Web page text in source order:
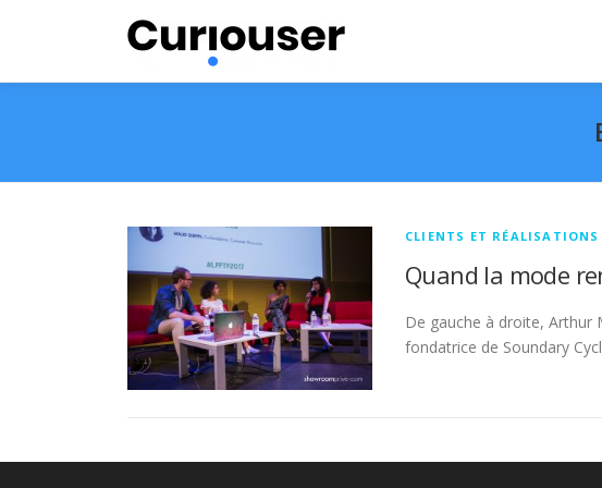
CLIENTS ET RÉALISATIONS
Quand la mode
De gauche à droite, Arthur
fondatrice de Soundary